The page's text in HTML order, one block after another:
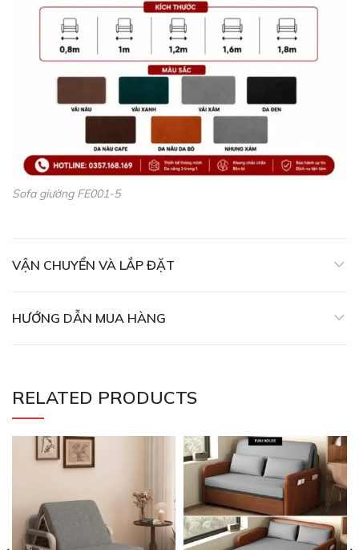
Sofa giường FE001-5
VẬN CHUYỂN VÀ LẮP ĐẶT
HƯỚNG DẪN MUA HÀNG
RELATED PRODUCTS